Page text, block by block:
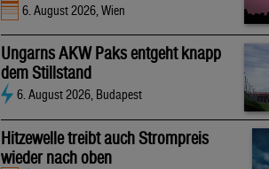
6. August 2026, Wien
Ungarns AKW Paks entgeht knapp
dem Stillstand
6. August 2026, Budapest
Hitzewelle treibt auch Strompreis
wieder nach oben